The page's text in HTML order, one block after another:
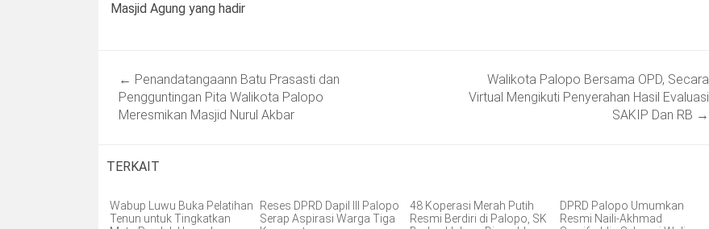
Masjid Agung yang hadir
navigation
← Penandatangaann Batu Prasasti dan
Pengguntingan Pita Walikota Palopo
Meresmikan Masjid Nurul Akbar
Walikota Palopo Bersama OPD, Secara
Virtual Mengikuti Penyerahan Hasil Evaluasi
SAKIP Dan RB →
TERKAIT
Wabup Luwu Buka Pelatihan
Tenun untuk Tingkatkan
Reses DPRD Dapil III Palopo
Serap Aspirasi Warga Tiga
48 Koperasi Merah Putih
Resmi Berdiri di Palopo, SK
DPRD Palopo Umumkan
Resmi Naili-Akhmad